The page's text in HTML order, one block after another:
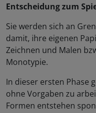
Entscheidung zum
Sie werden sich an
damit, ihre eigenen
Zeichnen und Malen
Monotypie.
In dieser ersten Phase
ohne Vorgaben zu
Formen entstehen